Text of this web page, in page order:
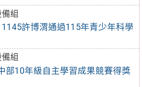
組
許博渭通過115年青少年科學
組
部10年級自主學習成果競賽得獎